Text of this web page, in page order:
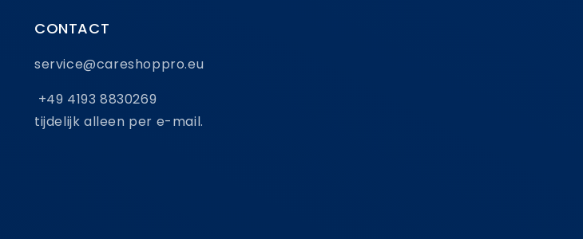
CONTACT
service@careshoppro.eu
+49 4193 8830269
tijdelijk alleen per e-mail.